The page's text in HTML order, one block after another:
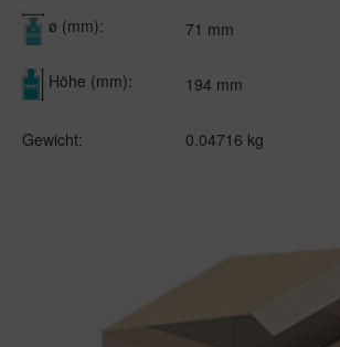
ø (mm): 71 mm
Höhe (mm): 194 mm
Gewicht: 0.04716 kg